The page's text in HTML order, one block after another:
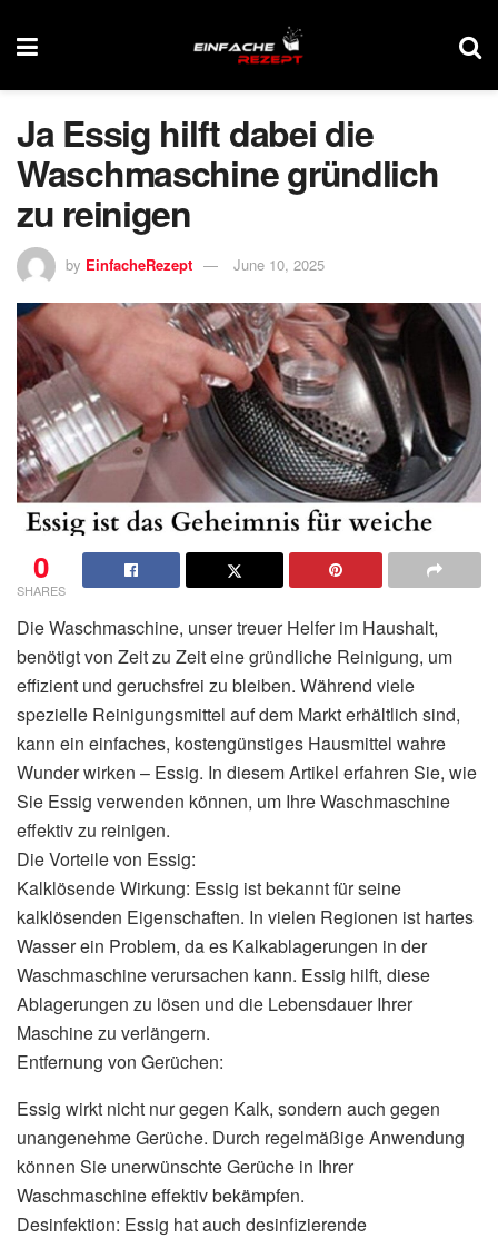
Ja Essig hilft dabei die
Waschmaschine gründlich
zu reinigen
by EinfacheRezept June 10, 2025
0
SHARES
Die Waschmaschine, unser treuer Helfer im Haushalt,
benötigt von Zeit zu Zeit eine gründliche Reinigung, um
effizient und geruchsfrei zu bleiben. Während viele
spezielle Reinigungsmittel auf dem Markt erhältlich sind,
kann ein einfaches, kostengünstiges Hausmittel wahre
Wunder wirken – Essig. In diesem Artikel erfahren Sie, wie
Sie Essig verwenden können, um Ihre Waschmaschine
effektiv zu reinigen.
Die Vorteile von Essig:
Kalklösende Wirkung: Essig ist bekannt für seine
kalklösenden Eigenschaften. In vielen Regionen ist hartes
Wasser ein Problem, da es Kalkablagerungen in der
Waschmaschine verursachen kann. Essig hilft, diese
Ablagerungen zu lösen und die Lebensdauer Ihrer
Maschine zu verlängern.
Entfernung von Gerüchen:
Essig wirkt nicht nur gegen Kalk, sondern auch gegen
unangenehme Gerüche. Durch regelmäßige Anwendung
können Sie unerwünschte Gerüche in Ihrer
Waschmaschine effektiv bekämpfen.
Desinfektion: Essig hat auch desinfizierende